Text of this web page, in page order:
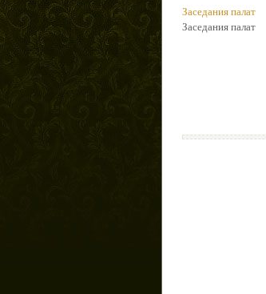
Заседания палат
Заседания палат